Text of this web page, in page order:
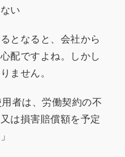
い
となると、会社から
配ですよね。しかし
ません。
者は、労働契約の不
は損害賠償額を予定